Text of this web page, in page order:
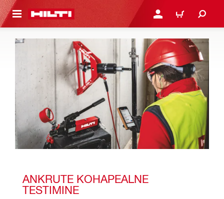
JUURDE LOGI SISSE VÕI
OSTUKORV
ANKRUTE KOHAPEALNE
TESTIMINE